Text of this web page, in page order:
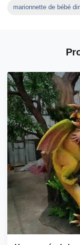
marionnette de bébé